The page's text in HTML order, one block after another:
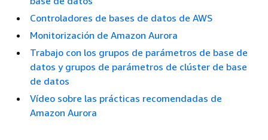
Controladores de bases de datos de AWS
Monitorización de Amazon Aurora
Trabajo con los grupos de parámetros de base de
datos y grupos de parámetros de clúster de base
de datos
Vídeo sobre las prácticas recomendadas de
Amazon Aurora